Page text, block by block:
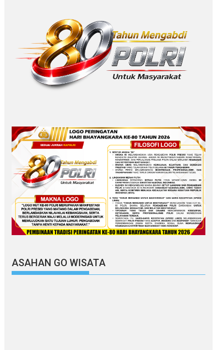
ASAHAN GO WISATA